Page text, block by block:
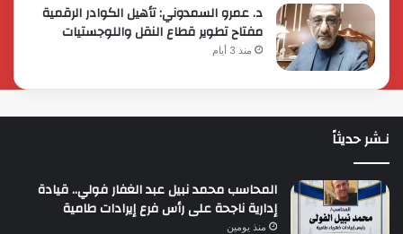
د. عمرو السمدوني: تأهيل الكوادر الرقمية
مفتاح تطوير قطاع النقل واللوجستيات
منذ 3 أيام
نـشر حديثاً
المحاسب محمد نبيل عبد الغفار فولي.. قيادة
إدارية ناجحة على رأس فرع إيرادات طامية
منذ يومين